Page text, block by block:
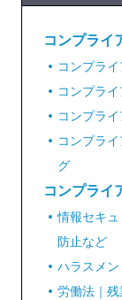
コンプライ
コンプラ
コンプラ
コンプラ
コンプラ
グ
コンプライ
情報セキ
防止など
ハラスメ
労働法｜